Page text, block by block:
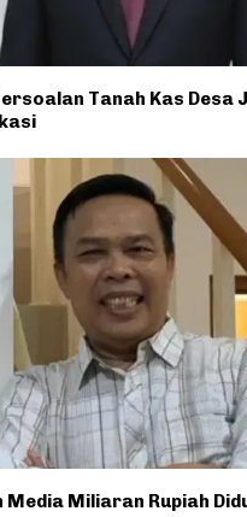
Tanah Kas Desa
Miliaran Rupiah